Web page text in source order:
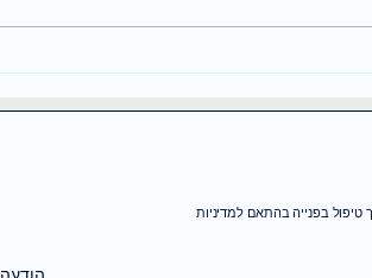
ניסית לחשוב חיובי וזה לא
בפנייה בהתאם למדיניות